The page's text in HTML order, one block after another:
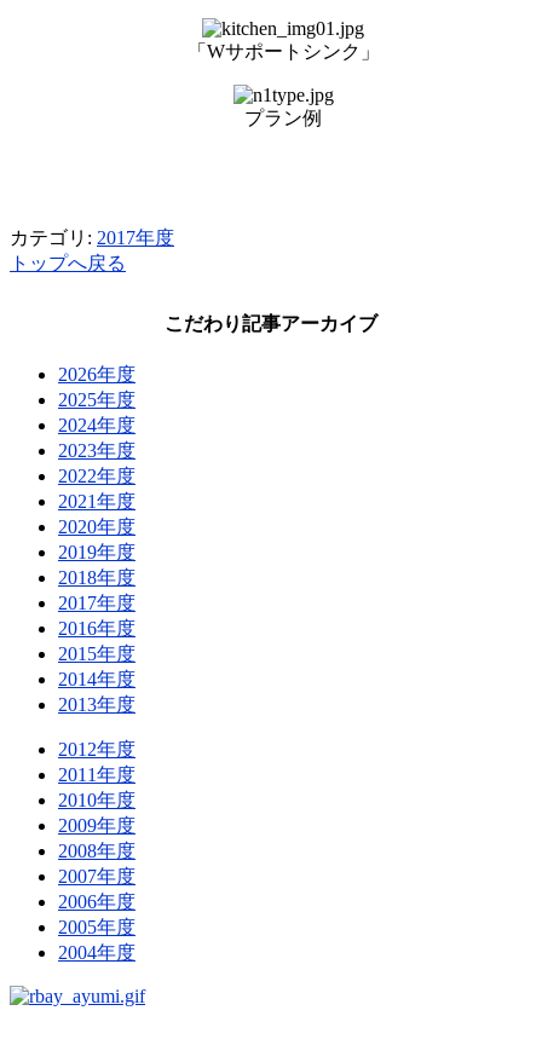
「Wサポートシンク」
プラン例
カテゴリ: 2017年度
トップへ戻る
こだわり記事アーカイブ
2026年度
2025年度
2024年度
2023年度
2022年度
2021年度
2020年度
2019年度
2018年度
2017年度
2016年度
2015年度
2014年度
2013年度
2012年度
2011年度
2010年度
2009年度
2008年度
2007年度
2006年度
2005年度
2004年度